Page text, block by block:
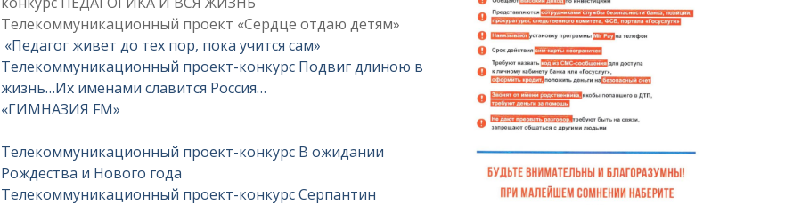
Телекоммуникационный проект «Сердце отдаю детям»
«Педагог живет до тех пор, пока учится сам»
Телекоммуникационный проект-конкурс Подвиг длиною в
жизнь…Их именами славится Россия…
«ГИМНАЗИЯ FM»
Телекоммуникационный проект-конкурс В ожидании
Рождества и Нового года
Телекоммуникационный проект-конкурс Серпантин